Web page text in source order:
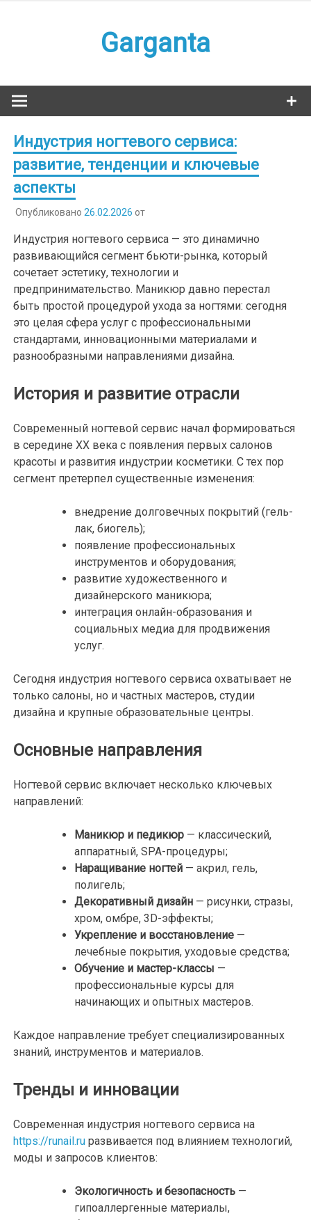
Garganta
Индустрия ногтевого сервиса:
развитие, тенденции и ключевые
аспекты
Опубликовано 26.02.2026 от
Индустрия ногтевого сервиса — это динамично
развивающийся сегмент бьюти-рынка, который
сочетает эстетику, технологии и
предпринимательство. Маникюр давно перестал
быть простой процедурой ухода за ногтями: сегодня
это целая сфера услуг с профессиональными
стандартами, инновационными материалами и
разнообразными направлениями дизайна.
История и развитие отрасли
Современный ногтевой сервис начал формироваться
в середине XX века с появления первых салонов
красоты и развития индустрии косметики. С тех пор
сегмент претерпел существенные изменения:
внедрение долговечных покрытий (гель-
лак, биогель);
появление профессиональных
инструментов и оборудования;
развитие художественного и
дизайнерского маникюра;
интеграция онлайн-образования и
социальных медиа для продвижения
услуг.
Сегодня индустрия ногтевого сервиса охватывает не
только салоны, но и частных мастеров, студии
дизайна и крупные образовательные центры.
Основные направления
Ногтевой сервис включает несколько ключевых
направлений:
Маникюр и педикюр — классический,
аппаратный, SPA-процедуры;
Наращивание ногтей — акрил, гель,
полигель;
Декоративный дизайн — рисунки, стразы,
хром, омбре, 3D-эффекты;
Укрепление и восстановление —
лечебные покрытия, уходовые средства;
Обучение и мастер-классы —
профессиональные курсы для
начинающих и опытных мастеров.
Каждое направление требует специализированных
знаний, инструментов и материалов.
Тренды и инновации
Современная индустрия ногтевого сервиса на
https://runail.ru развивается под влиянием технологий,
моды и запросов клиентов:
Экологичность и безопасность —
гипоаллергенные материалы,